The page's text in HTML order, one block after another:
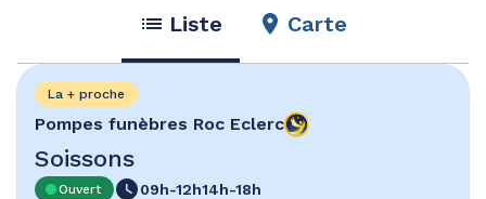
Liste Carte
Pompes funèbres Roc Eclerc
Soissons
La + proche
Ouvert 09h-12h14h-18h